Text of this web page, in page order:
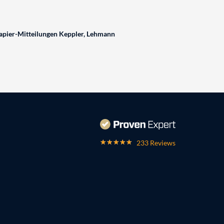
Mitteilungen Keppler, Lehmann
233 Reviews